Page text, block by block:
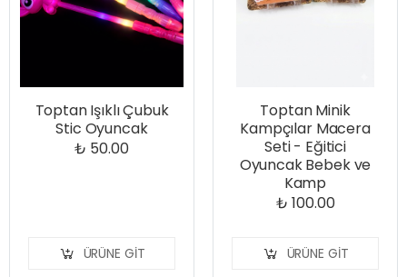
Toptan Işıklı Çubuk
Stic Oyuncak
₺ 50.00
ÜRÜNE GIT
Toptan Minik
Kampçılar Macera
Seti - Eğitici
Oyuncak Bebek ve
Kamp
₺ 100.00
ÜRÜNE GIT